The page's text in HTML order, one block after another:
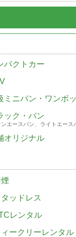
パクトカー
ミニバン・ワンボ
ック・バン
エースバン、ライトエース
オリジナル
ッドレス
レンタル
ークリーレンタル